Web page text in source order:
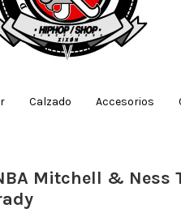
Calzado Accesorios
Mitchell & Ness